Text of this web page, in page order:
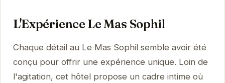
L'Expérience Le Mas Sophil
Chaque détail au Le Mas Sophil semble avoir été
conçu pour offrir une expérience unique. Loin de
l'agitation, cet hôtel propose un cadre intime où